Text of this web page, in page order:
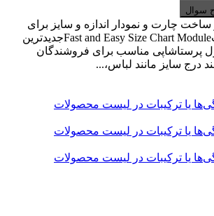
سوال
ساخت چارت و نمودار اندازه و سایز برای
محصولات پرستاشاپFast and Easy Size Chart Moduleجدیدترین
ماژول پرستاشاپی مناسب برای فروشندگان
درج سایز مانند لباس،...